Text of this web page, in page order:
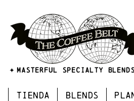
✦ MASTERFUL SPECIALTY
TIENDA BLENDS